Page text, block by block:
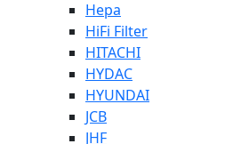
Hepa
HiFi Filter
HITACHI
HYDAC
HYUNDAI
JCB
JHF